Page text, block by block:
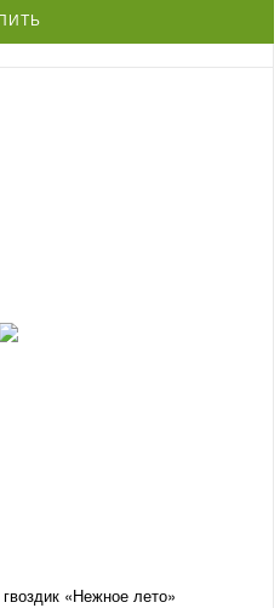
«Нежное лето»